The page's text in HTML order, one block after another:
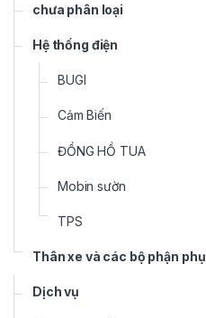
chưa phân loại
Hệ thống điện
BUGI
Cảm Biến
ĐỒNG HỒ TUA
Mobin sườn
TPS
Thân xe và các bộ phận phụ
Dịch vụ